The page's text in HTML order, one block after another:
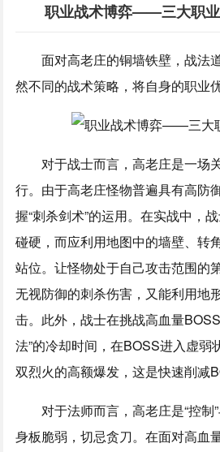
职业战术博弈——三大职业
面对高老庄的铜墙铁壁，战法
然不同的战术策略，将自身的职业
对于战士而言，高老庄是一场关
行。由于高老庄怪物普遍具有高防
握“刺杀剑术”的运用。在实战中，
碰硬，而应利用地图中的墙壁、转
站位。让怪物处于自己攻击范围的
无视防御的刺杀伤害，又能利用地
击。此外，战士在挑战高血量
法”的冷却时间，在BOSS进入虚弱
双烈火的高额爆发，这是快速削减
对于法师而言，高老庄是“控制”
身板脆弱，切忌贪刀。在面对高血